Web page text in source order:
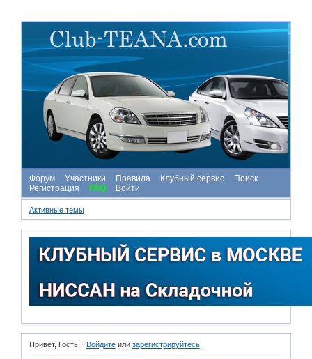
Форум Участники Правила Клубный сервис
Поиск
Регистрация
FAQ Войти
Активные темы
Привет, Гость! Войдитеили зарегистрируйтесь.